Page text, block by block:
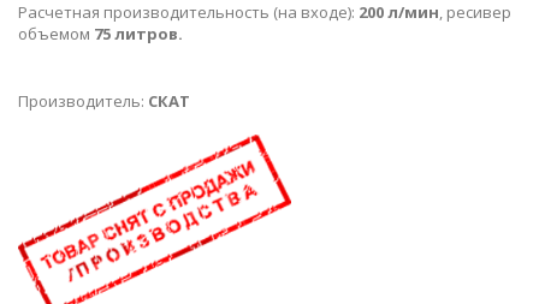
Расчетная производительность (на входе): 200 л/мин, ресивер
объемом 75 литров.
Производитель: СКАТ